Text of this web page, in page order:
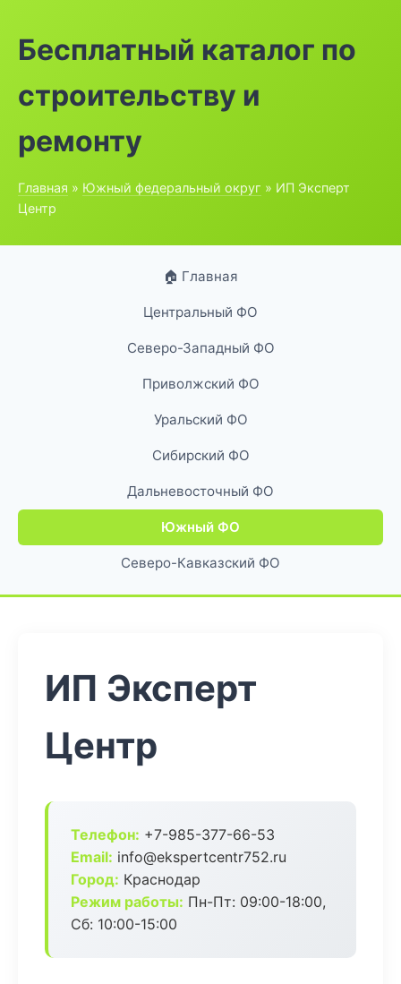
Бесплатный каталог по
строительству и
ремонту
Главная » Южный федеральный округ » ИП Эксперт
Центр
🏠 Главная
Центральный ФО
Северо-Западный ФО
Приволжский ФО
Уральский ФО
Сибирский ФО
Дальневосточный ФО
Южный ФО
Северо-Кавказский ФО
ИП Эксперт
Центр
Телефон: +7-985-377-66-53
Email: info@ekspertcentr752.ru
Город: Краснодар
Режим работы: Пн-Пт: 09:00-18:00,
Сб: 10:00-15:00